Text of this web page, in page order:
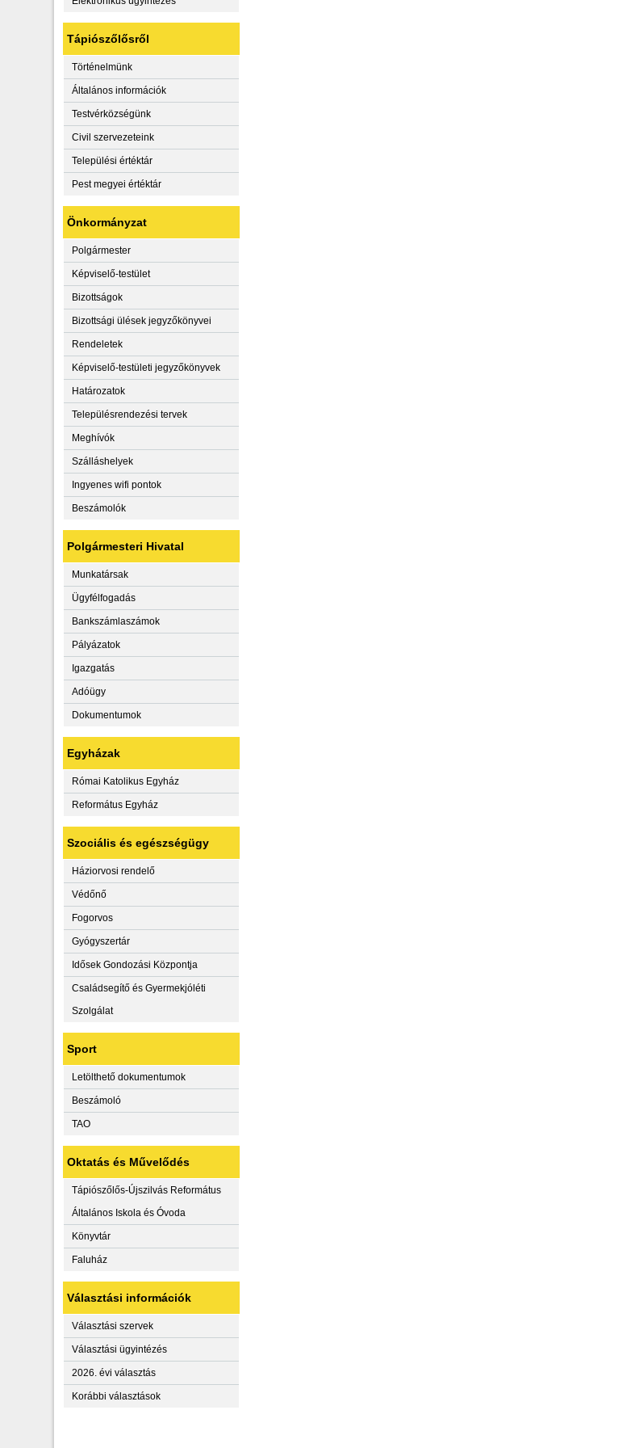
Tápiószőlősről
Történelmünk
Általános információk
Testvérközségünk
Civil szervezeteink
Települési értéktár
Pest megyei értéktár
Önkormányzat
Polgármester
Képviselő-testület
Bizottságok
Bizottsági ülések jegyzőkönyvei
Rendeletek
Képviselő-testületi jegyzőkönyvek
Határozatok
Településrendezési tervek
Meghívók
Szálláshelyek
Ingyenes wifi pontok
Beszámolók
Polgármesteri Hivatal
Munkatársak
Ügyfélfogadás
Bankszámlaszámok
Pályázatok
Igazgatás
Adóügy
Dokumentumok
Egyházak
Római Katolikus Egyház
Református Egyház
Szociális és egészségügy
Háziorvosi rendelő
Védőnő
Fogorvos
Gyógyszertár
Idősek Gondozási Központja
Családsegítő és Gyermekjóléti
Szolgálat
Sport
Letölthető dokumentumok
Beszámoló
TAO
Oktatás és Művelődés
Tápiószőlős-Újszilvás Református
Általános Iskola és Óvoda
Könyvtár
Faluház
Választási információk
Választási szervek
Választási ügyintézés
2026. évi választás
Korábbi választások